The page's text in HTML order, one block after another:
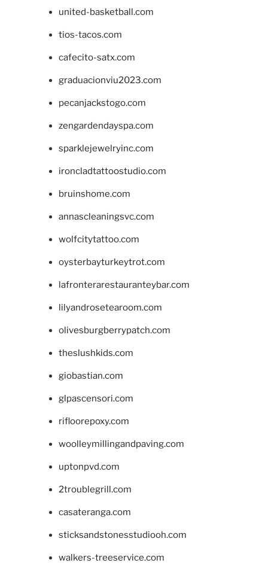
united-basketball.com
tios-tacos.com
cafecito-satx.com
graduacionviu2023.com
pecanjackstogo.com
zengardendayspa.com
sparklejewelryinc.com
ironcladtattoostudio.com
bruinshome.com
annascleaningsvc.com
wolfcitytattoo.com
oysterbayturkeytrot.com
lafronterarestauranteybar.com
lilyandrosetearoom.com
olivesburgberrypatch.com
theslushkids.com
giobastian.com
glpascensori.com
rifloorepoxy.com
woolleymillingandpaving.com
uptonpvd.com
2troublegrill.com
casateranga.com
sticksandstonesstudiooh.com
walkers-treeservice.com